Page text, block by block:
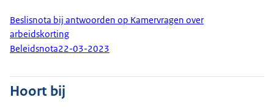
Beslisnota bij antwoorden op Kamervragen over
arbeidskorting
Beleidsnota22-03-2023
Hoort bij